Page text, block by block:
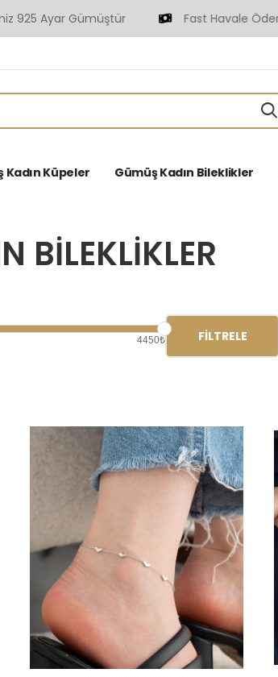
Fast Havale Ödeme İmkanı
Kadın Küpeler Gümüş Kadın Bileklikler
BILEKLIKLER
4450₺ FILTRELE